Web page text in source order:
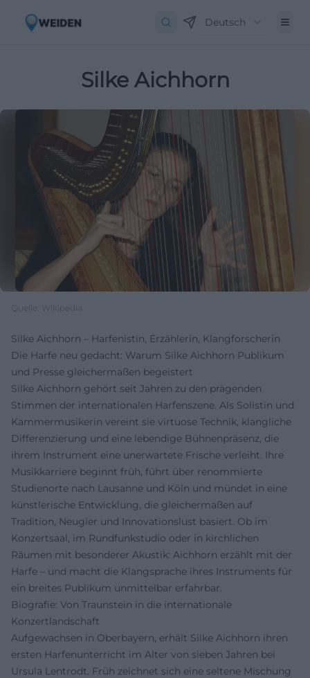
Deutsch
Silke Aichhorn
Quelle: Wikipedia
Silke Aichhorn – Harfenistin, Erzählerin, Klangforscherin
Die Harfe neu gedacht: Warum Silke Aichhorn Publikum
und Presse gleichermaßen begeistert
Silke Aichhorn gehört seit Jahren zu den prägenden
Stimmen der internationalen Harfenszene. Als Solistin und
Kammermusikerin vereint sie virtuose Technik, klangliche
Differenzierung und eine lebendige Bühnenpräsenz, die
ihrem Instrument eine unerwartete Frische verleiht. Ihre
Musikkarriere beginnt früh, führt über renommierte
Studienorte nach Lausanne und Köln und mündet in eine
künstlerische Entwicklung, die gleichermaßen auf
Tradition, Neugier und Innovationslust basiert. Ob im
Konzertsaal, im Rundfunkstudio oder in kirchlichen
Räumen mit besonderer Akustik: Aichhorn erzählt mit der
Harfe – und macht die Klangsprache ihres Instruments für
ein breites Publikum unmittelbar erfahrbar.
Biografie: Von Traunstein in die internationale
Konzertlandschaft
Aufgewachsen in Oberbayern, erhält Silke Aichhorn ihren
ersten Harfenunterricht im Alter von sieben Jahren bei
Ursula Lentrodt. Früh zeichnet sich eine seltene Mischung